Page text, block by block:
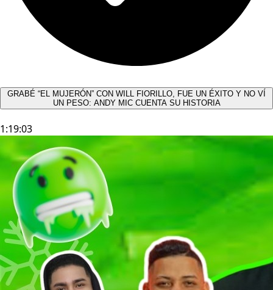
GRABÉ “EL MUJERÓN” CON WILL FIORILLO, FUE UN ÉXITO Y NO VÍ
UN PESO: ANDY MIC CUENTA SU HISTORIA
1:19:03